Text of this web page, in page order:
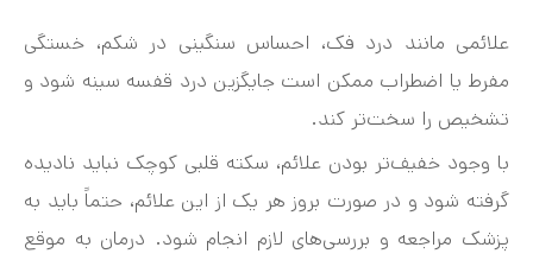
علائمی مانند درد فک، احساس سنگینی در شکم، خستگی
مفرط یا اضطراب ممکن است جایگزین درد قفسه سینه شود و
تشخیص را سخت‌تر کند.
با وجود خفیف‌تر بودن علائم، سکته قلبی کوچک نباید نادیده
گرفته شود و در صورت بروز هر یک از این علائم، حتماً باید به
پزشک مراجعه و بررسی‌های لازم انجام شود. درمان به موقع